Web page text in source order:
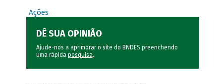
Ações
DÊ SUA OPINIÃO
Ajude-nos a aprimorar o site do BNDES preenchendo
uma rápida pesquisa.